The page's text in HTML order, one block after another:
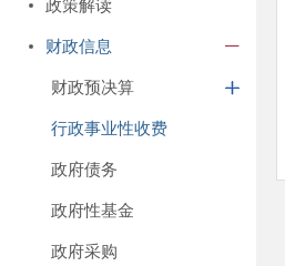
政策解读
财政信息
财政预决算
行政事业性收费
政府债务
政府性基金
政府采购